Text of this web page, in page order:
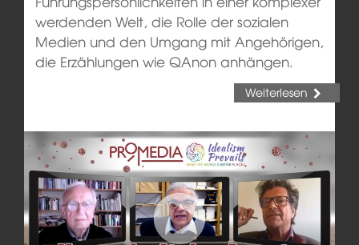
werdenden Welt, die Rolle der sozialen
Medien und den Umgang mit Angehörigen,
die Erzählungen wie QAnon anhängen.
Weiterlesen